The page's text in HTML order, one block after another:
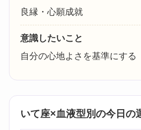
良縁・心願成就
意識したいこと
自分の心地よさを基準にする
いて座×血液型別の今日の